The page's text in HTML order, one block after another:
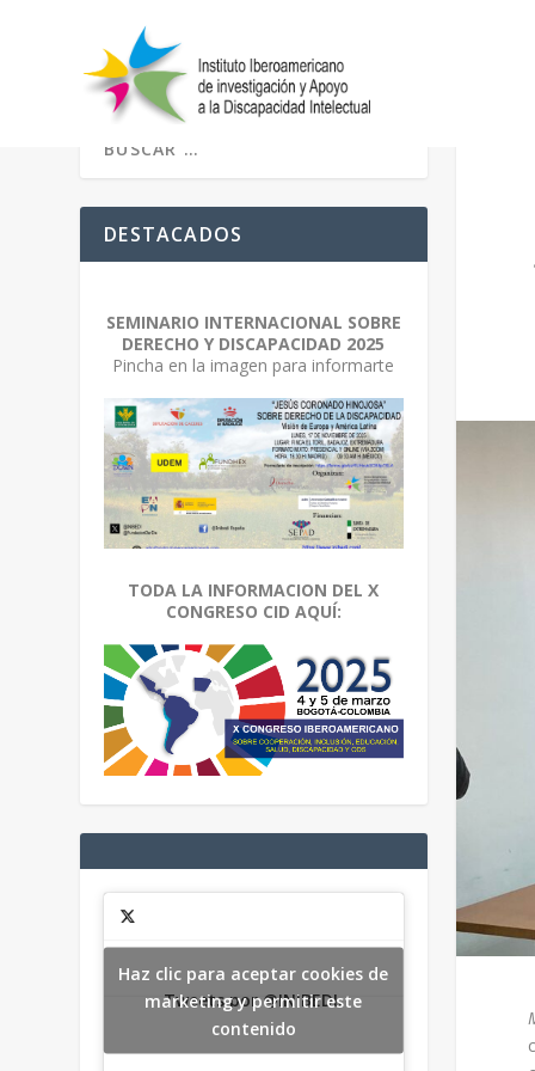
DESTACADOS
SEMINARIO INTERNACIONAL SOBRE
DERECHO Y DISCAPACIDAD 2025
Pincha en la imagen para informarte
TODA LA INFORMACION DEL X
CONGRESO CID AQUÍ:
Tweets por @INIBEDI.
Haz clic para aceptar cookies de
marketing y permitir este
contenido